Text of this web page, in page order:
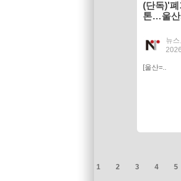
(단독)'
톤…울산
뉴
[울산=..
1 2 3 4 5